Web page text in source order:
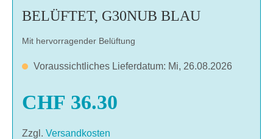
BELÜFTET, G30NUB BLAU
Mit hervorragender Belüftung
Voraussichtliches Lieferdatum: Mi, 26.08.2026
CHF 36.30
Zzgl. Versandkosten